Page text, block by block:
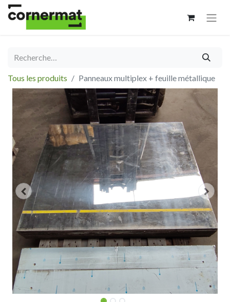
Tous les produits Panneaux multiplex + feuille métallique